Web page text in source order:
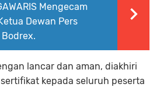
Mengecam
Dewan Pers
lancar dan aman, diakhiri
kepada seluruh peserta